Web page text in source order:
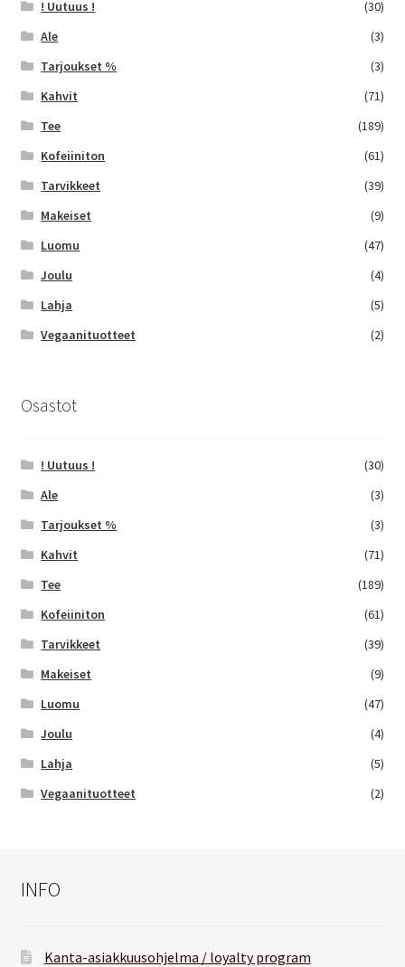
! Uutuus !
(30)
Ale
(3)
Tarjoukset %
(3)
Kahvit
(71)
Tee
(189)
Kofeiiniton
(61)
Tarvikkeet
(39)
Makeiset
(9)
Luomu
(47)
Joulu
(4)
Lahja
(5)
Vegaanituotteet
(2)
Osastot
! Uutuus !
(30)
Ale
(3)
Tarjoukset %
(3)
Kahvit
(71)
Tee
(189)
Kofeiiniton
(61)
Tarvikkeet
(39)
Makeiset
(9)
Luomu
(47)
Joulu
(4)
Lahja
(5)
Vegaanituotteet
(2)
INFO
Kanta-asiakkuusohjelma / loyalty program